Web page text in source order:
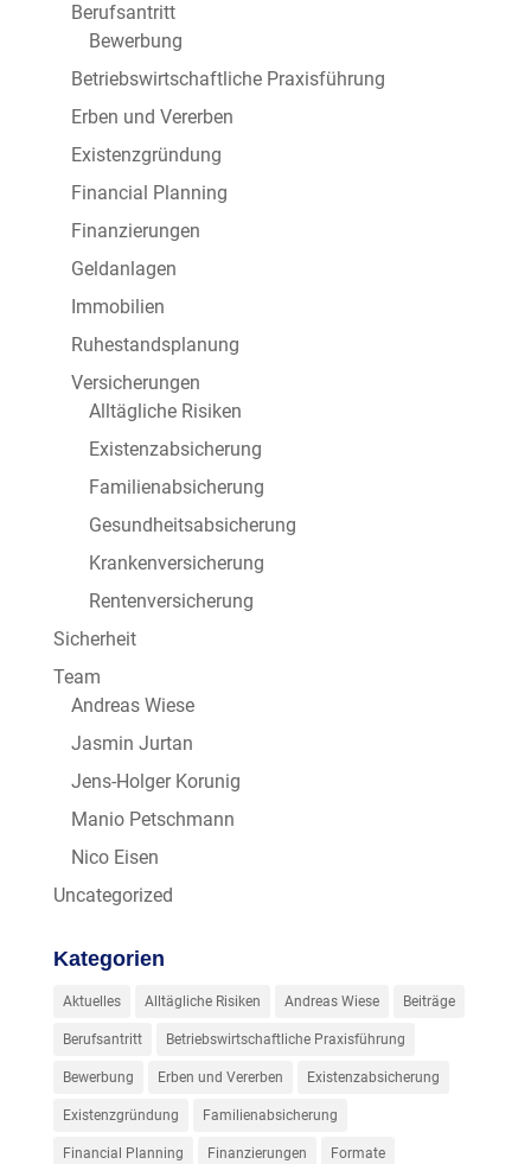
Berufsantritt
Bewerbung
Betriebswirtschaftliche Praxisführung
Erben und Vererben
Existenzgründung
Financial Planning
Finanzierungen
Geldanlagen
Immobilien
Ruhestandsplanung
Versicherungen
Alltägliche Risiken
Existenzabsicherung
Familienabsicherung
Gesundheitsabsicherung
Krankenversicherung
Rentenversicherung
Sicherheit
Team
Andreas Wiese
Jasmin Jurtan
Jens-Holger Korunig
Manio Petschmann
Nico Eisen
Uncategorized
Kategorien
Aktuelles Alltägliche Risiken Andreas Wiese Beiträge
Berufsantritt Betriebswirtschaftliche Praxisführung
Bewerbung Erben und Vererben Existenzabsicherung
Existenzgründung Familienabsicherung
Financial Planning Finanzierungen Formate